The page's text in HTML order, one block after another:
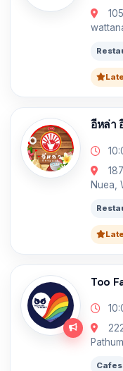
อีหล่า
Nuea,
Too
Cafes